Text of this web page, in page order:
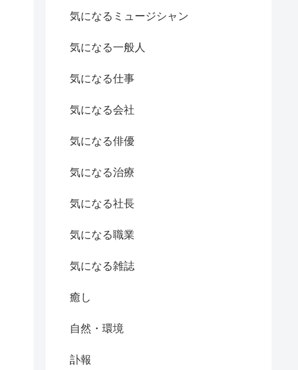
気になるミュージシャン
気になる一般人
気になる仕事
気になる会社
気になる俳優
気になる治療
気になる社長
気になる職業
気になる雑誌
癒し
自然・環境
訃報